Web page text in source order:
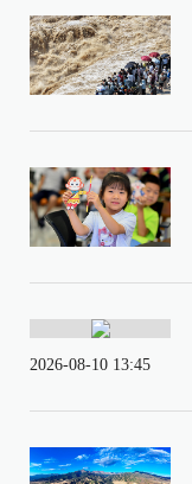
2026-08-10 13:45